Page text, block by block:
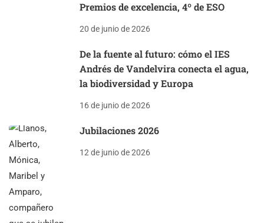
Premios de excelencia, 4º de ESO
20 de junio de 2026
De la fuente al futuro: cómo el IES
Andrés de Vandelvira conecta el agua,
la biodiversidad y Europa
16 de junio de 2026
Jubilaciones 2026
12 de junio de 2026